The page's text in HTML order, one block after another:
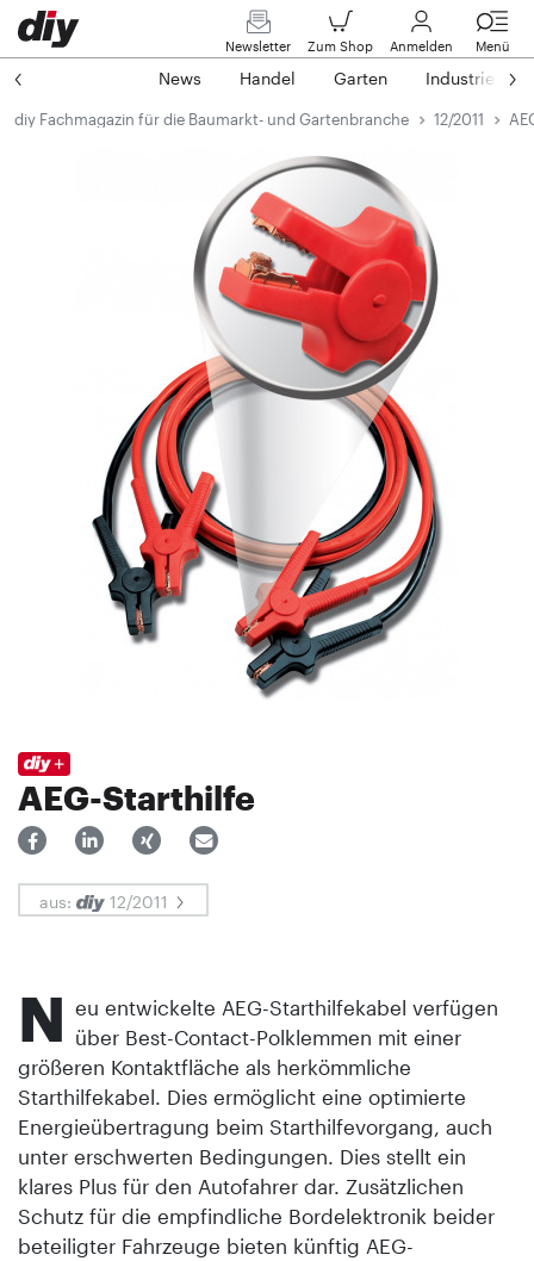
Newsletter Zum Shop Anmelden Menü
News Handel Garten Industrie
diy Fachmagazin für die Baumarkt- und Gartenbranche 12/2011
AEG-Starthilfe
aus: 12/2011
N eu entwickelte AEG-Starthilfekabel verfügen
über Best-Contact-Polklemmen mit einer
größeren Kontaktfläche als herkömmliche
Starthilfekabel. Dies ermöglicht eine optimierte
Energieübertragung beim Starthilfevorgang, auch
unter erschwerten Bedingungen. Dies stellt ein
klares Plus für den Autofahrer dar. Zusätzlichen
Schutz für die empfindliche Bordelektronik beider
beteiligter Fahrzeuge bieten künftig AEG-